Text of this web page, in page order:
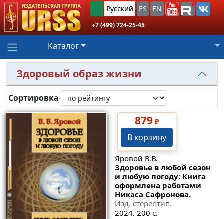
Русский ES EN
+7 (499) 724-25-45
Каталог
Здоровый образ жизни
Сортировка
879₽
В корзину
Яровой В.В.
Здоровье в любой сезон
и любую погоду: Книга
оформлена работами
Никаса Сафронова.
Изд. стереотип.
2024. 200 с.